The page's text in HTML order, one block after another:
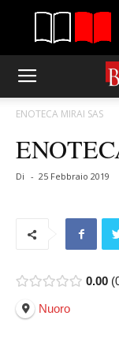
ENOTECA MIRAI SAS
Di - 25 Febbraio 2019
0.00
Nuoro